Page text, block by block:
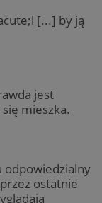
[...] by ją
jest
mieszka.
odpowiedzialny
ostatnie